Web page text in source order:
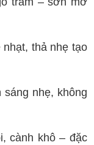
thả nhẹ tạo
nhẹ, không
cành khô – đặc